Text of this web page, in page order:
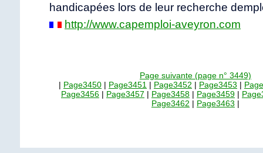
handicapées lors de leur recherche
http://www.capemploi-aveyron.com
Page suivante (page n° 3449)
| Page3450 | Page3451 | Page3452 | Page3453 |
Page3456 | Page3457 | Page3458 | Page3459 |
Page3462 | Page3463 |